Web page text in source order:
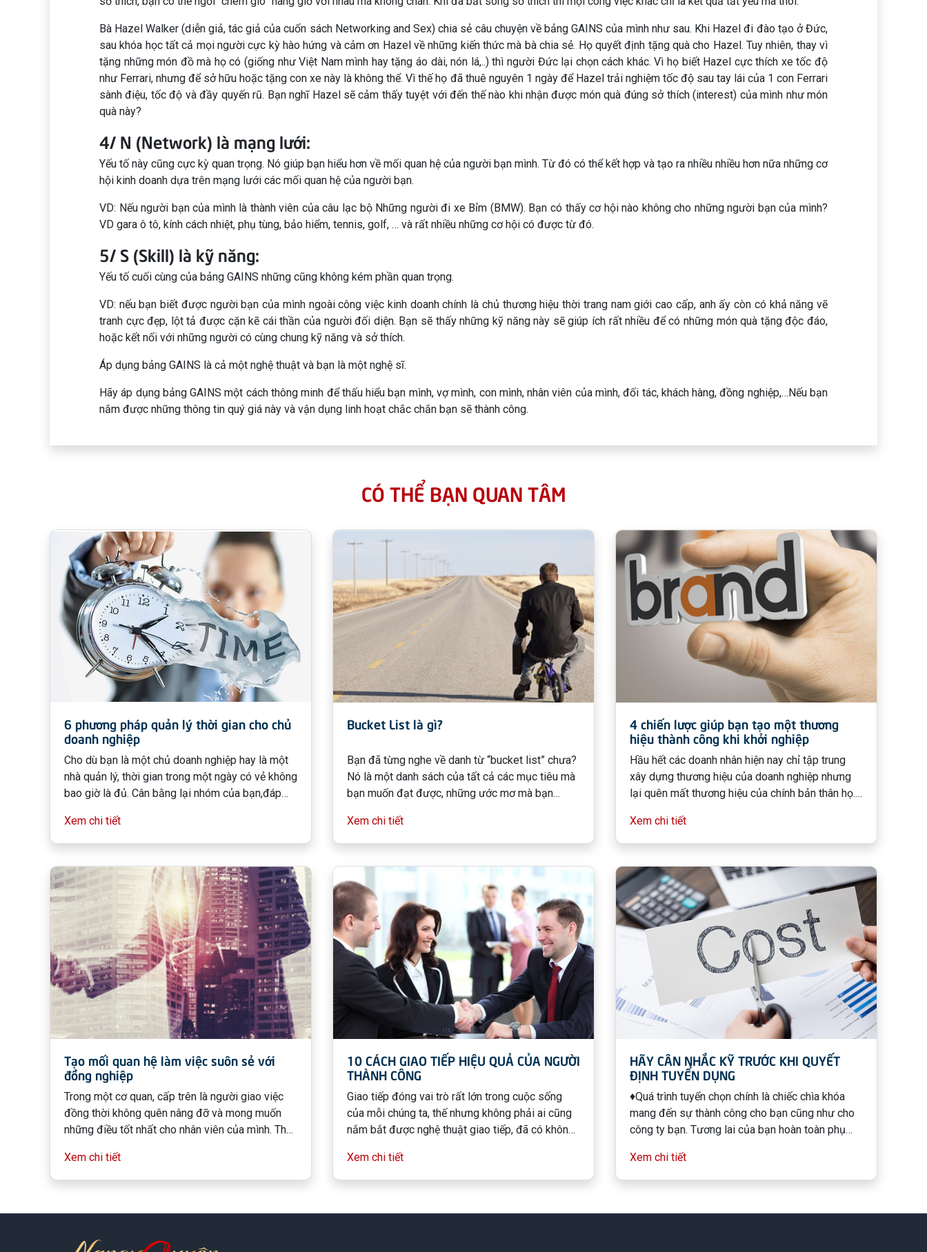
Bà Hazel Walker (diễn giả, tác giả của cuốn sách Networking and Sex) chia sẻ câu chuyện về bảng GAINS của mình như sau. Khi Hazel đi đào tạo ở Đức,
sau khóa học tất cả mọi người cực kỳ hào hứng và cảm ơn Hazel về những kiến thức mà bà chia sẻ. Họ quyết định tặng quà cho Hazel. Tuy nhiên, thay vì
tặng những món đồ mà họ có (giống như Việt Nam mình hay tặng áo dài, nón lá,..) thì người Đức lại chọn cách khác. Vì họ biết Hazel cực thích xe tốc độ
như Ferrari, nhưng để sở hữu hoặc tặng con xe này là không thể. Vì thế họ đã thuê nguyên 1 ngày để Hazel trải nghiệm tốc độ sau tay lái của 1 con Ferrari
sành điệu, tốc độ và đầy quyến rũ. Bạn nghĩ Hazel sẽ cảm thấy tuyệt với đến thế nào khi nhận được món quà đúng sở thích (interest) của mình như món
quà này?
4/ N (Network) là mạng lưới:
Yếu tố này cũng cực kỳ quan trọng. Nó giúp bạn hiểu hơn về mối quan hệ của người bạn mình. Từ đó có thể kết hợp và tạo ra nhiều nhiều hơn nữa những cơ
hội kinh doanh dựa trên mạng lưới các mối quan hệ của người bạn.
VD: Nếu người bạn của mình là thành viên của câu lạc bộ Những người đi xe Bỉm (BMW). Bạn có thấy cơ hội nào không cho những người bạn của mình?
VD gara ô tô, kính cách nhiệt, phụ tùng, bảo hiểm, tennis, golf, … và rất nhiều những cơ hội có được từ đó.
5/ S (Skill) là kỹ năng:
Yếu tố cuối cùng của bảng GAINS những cũng không kém phần quan trọng.
VD: nếu bạn biết được người bạn của mình ngoài công việc kinh doanh chính là chủ thương hiệu thời trang nam giới cao cấp, anh ấy còn có khả năng vẽ
tranh cực đẹp, lột tả được cặn kẽ cái thần của người đối diện. Bạn sẽ thấy những kỹ năng này sẽ giúp ích rất nhiều để có những món quà tặng độc đáo,
hoặc kết nối với những người có cùng chung kỹ năng và sở thích.
Áp dụng bảng GAINS là cả một nghệ thuật và bạn là một nghệ sĩ.
Hãy áp dụng bảng GAINS một cách thông minh để thấu hiểu bạn mình, vợ mình, con mình, nhân viên của mình, đối tác, khách hàng, đồng nghiệp,…Nếu bạn
nắm được những thông tin quý giá này và vận dụng linh hoạt chắc chắn bạn sẽ thành công.
CÓ THỂ BẠN QUAN TÂM
6 phương pháp quản lý thời gian cho chủ
doanh nghiệp
Cho dù bạn là một chủ doanh nghiệp hay là một
nhà quản lý, thời gian trong một ngày có vẻ không
bao giờ là đủ. Cân bằng lại nhóm của bạn,đáp
dõi đầu ra có thể là một cơn ác mộng nếu bạn
không có các quy trình cụ thể tại chỗ.
Xem chi tiết
Bucket List là gì?
Bạn đã từng nghe về danh từ “bucket list” chưa?
Nó là một danh sách của tất cả các mục tiêu mà
bạn muốn đạt được, những ước mơ mà bạn
bạn muốn trải nghiệm trước khi chết.
Xem chi tiết
4 chiến lược giúp bạn tạo một thương
hiệu thành công khi khởi nghiệp
Hầu hết các doanh nhân hiện nay chỉ tập trung
xây dựng thương hiệu của doanh nghiệp nhưng
lại quên mất thương hiệu của chính bản thân họ.
các startup lên cao chỉ trong vòng 2 năm đầu, và
những doanh nhân đã bỏ bê việc xây dựng
theo doanh nghiệp của họ.
Xem chi tiết
Tạo mối quan hệ làm việc suôn sẻ với
đồng nghiệp
Trong một cơ quan, cấp trên là người giao việc
đồng thời không quên nâng đỡ và mong muốn
những điều tốt nhất cho nhân viên của mình. Thế
trong việc thúc đẩy công ty phát triển. Và khách
hàng chính là người đánh giá toàn bộ cục diện
Thời gian trôi qua, nhiều lần tôi được tiếp xúc với
tự tin nhưng lại gặp trở ngại lớn trong mối quan
Xem chi tiết
10 CÁCH GIAO TIẾP HIỆU QUẢ CỦA NGƯỜI
THÀNH CÔNG
Giao tiếp đóng vai trò rất lớn trong cuộc sống
của mỗi chúng ta, thế nhưng không phải ai cũng
nắm bắt được nghệ thuật giao tiếp, đã có không
hậu quả nghiêm trọng không chỉ ảnh hưởng đến
cá nhân mà còn ảnh hưởng đến những người
Xem chi tiết
HÃY CÂN NHẮC KỸ TRƯỚC KHI QUYẾT
ĐỊNH TUYỂN DỤNG
♦️Quá trình tuyển chọn chính là chiếc chìa khóa
mang đến sự thành công cho bạn cũng như cho
công ty bạn. Tương lai của bạn hoàn toàn phụ
bạn hiện thực hóa tương lai đó. Một lựa chọn sai
lầm có thể làm suy giảm thành công của bạn,
hưởng tới cả công ty.
Xem chi tiết